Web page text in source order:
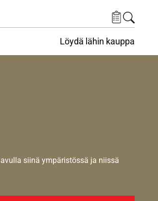
Löydä lähin kauppa
siinä ympäristössä ja niissä